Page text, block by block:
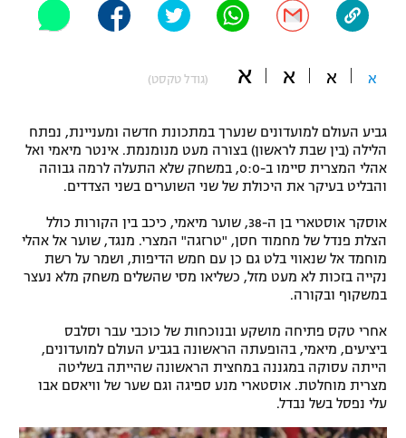
"מחצית בשכונה" – פודקאסט
משתתפים וזוכים בפרסים
תקנון משתתפים וזוכים בפרסים
תקנון עבור פעילות אלקטרה
תקנון עבור פעילות ספורט 1 – "מרלן"
טניס
תנאי שימוש
מדיניות פרטיות
תקנון פעילות ספורט 1
רשיון להקרנה פומבית לבית עסק
אופניים
ספורט מוטורי
פוטבול אמריקאי NFL
ספורט אתגרי ואקסטרים
אומנויות לחימה
גיימינג E-Sports
א א א א (גודל טקסט)
גביע העולם למועדונים שנערך במתכונת חדשה ומעניינת, נפתח
הלילה (בין שבת לראשון) בצורה מעט מנומנמת. אינטר מיאמי ואל
אהלי המצרית סיימו ב-0:0, במשחק שלא התעלה לרמה גבוהה
והבליט בעיקר את היכולת של שני השוערים בשני הצדדים.
אוסקר אוסטארי בן ה-38, שוער מיאמי, כיכב בין הקורות כולל
הצלת פנדל של מחמוד חסן, "טרזגה" המצרי. מנגד, שוער אל אהלי
מוחמד אל שנאווי בלט גם כן עם חמש הדיפות, ושמר על רשת
נקייה בזכות לא מעט מזל, כשליאו מסי שהשלים משחק מלא נעצר
במשקוף ובקורה.
אחרי טקס פתיחה מושקע ובנוכחות של כוכבי עבר וסלבס
ביציעים, מיאמי, בהופעתה הראשונה בגביע העולם למועדונים,
הייתה עסוקה במגננה במחצית הראשונה שהייתה בשליטה
מצרית מוחלטת. אוסטארי מנע ספיגה וגם שער של וויאסם אבו
עלי נפסל בשל נבדל.